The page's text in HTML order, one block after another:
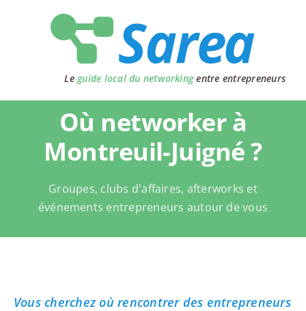
Le guide local du networkingentre entrepreneurs
Où networker à
Montreuil-Juigné ?
Groupes, clubs d'affaires, afterworks et
événements entrepreneurs autour de vous
Vous cherchez où rencontrer des entrepreneurs